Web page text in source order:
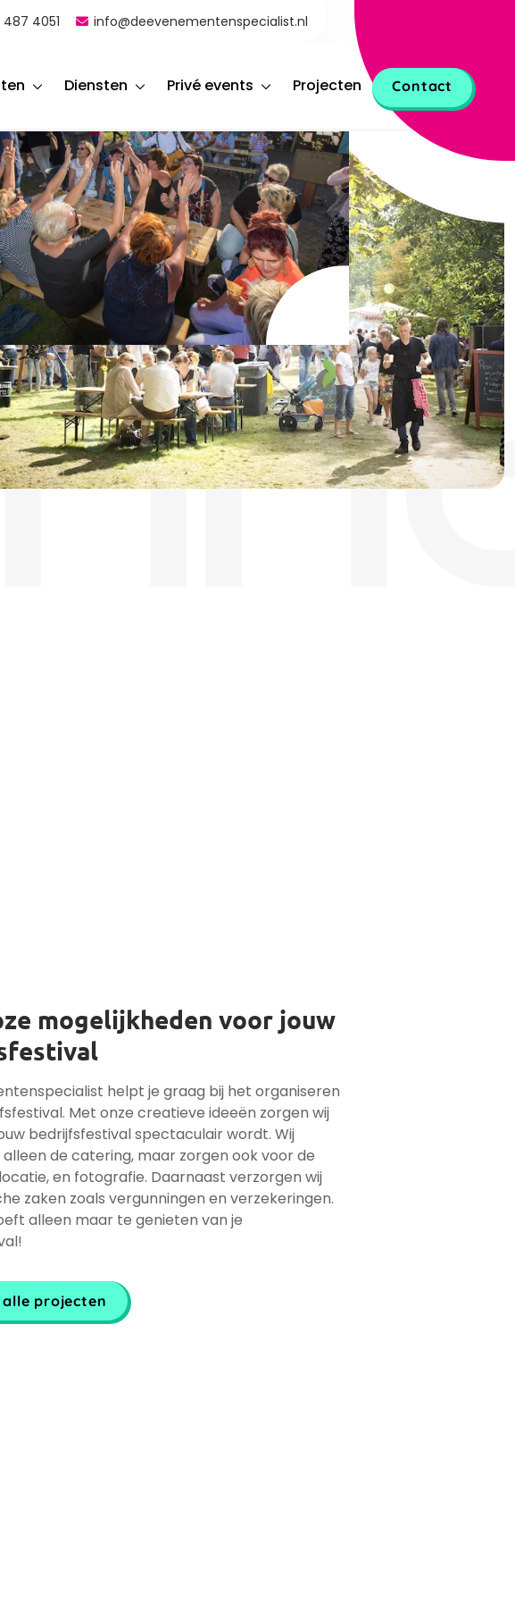
4051 info@deevenementenspecialist.nl
Diensten Privé events Projecten Contact
mogelijkheden voor jouw
helpt je graag bij het organiseren
Met onze creatieve ideeën zorgen wij
bedrijfsfestival spectaculair wordt. Wij
de catering, maar zorgen ook voor de
en fotografie. Daarnaast verzorgen wij
zaken zoals vergunningen en verzekeringen.
alleen maar te genieten van je
alle projecten